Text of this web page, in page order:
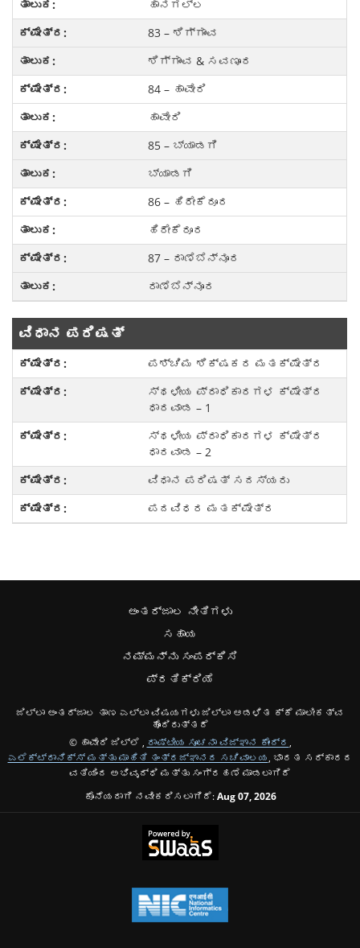
ಹಾನಗಲ್ಲ
83 – ಶಿಗ್ಗಾಂವ
ಶಿಗ್ಗಾಂವ & ಸವಣೂರ
84 – ಹಾವೇರಿ
ಹಾವೇರಿ
85 – ಬ್ಯಾಡಗಿ
ಬ್ಯಾಡಗಿ
86 – ಹಿರೇಕೆರೂರ
ಹಿರೇಕೆರೂರ
87 – ರಾಣೆಬೆನ್ನೂರ
ರಾಣೆಬೆನ್ನೂರ
ವಿಧಾನ ಪರಿಷತ್
ಪಶ್ಚಿಮ ಶಿಕ್ಷಕರ ಮತಕ್ಷೇತ್ರ
ಸ್ಥಳೀಯ ಪ್ರಾಧಿಕಾರಗಳ ಕ್ಷೇತ್ರ
ಧಾರವಾಡ – 1
ಸ್ಥಳೀಯ ಪ್ರಾಧಿಕಾರಗಳ ಕ್ಷೇತ್ರ
ಧಾರವಾಡ – 2
ವಿಧಾನ ಪರಿಷತ್ ಸದಸ್ಯರು
ಪದವಿಧರ ಮತಕ್ಷೇತ್ರ
ಅಂತರ್ಜಾಲ ನೀತಿಗಳು
ಸಹಾಯ
ನಮ್ಮನ್ನು ಸಂಪರ್ಕಿಸಿ
ಪ್ರತಿಕ್ರಿಯೆ
ಜಿಲ್ಲಾ ಅಂತರ್ಜಾಲ ತಾಣ ಎಲ್ಲಾ ವಿಷಯಗಳು ಜಿಲ್ಲಾ ಆಡಳಿತ ಕ್ಕೆ ಮಾಲೀಕತ್ವ
ಹೊಂದಿರುತ್ತದೆ
© ಹಾವೇರಿ ಜಿಲ್ಲೆ , ರಾಷ್ಟೀಯ ಸೂಚನಾ ವಿಜ್ಞಾನ ಕೇಂದ್ರ ,
ಎಲೆಕ್ಟ್ರಾನಿಕ್ಸ್ ಮತ್ತು ಮಾಹಿತಿ ತಂತ್ರಜ್ಞಾನದ ಸಚಿವಾಲಯ, ಭಾರತ ಸರ್ಕಾರದ
ವತಿಯಿಂದ ಅಭಿವೃದ್ಧಿ ಮತ್ತು ಸಂಗ್ರಹಣೆ ಮಾಡಲಾಗಿದೆ
ಕೊನೆಯದಾಗಿ ನವೀಕರಿಸಲಾಗಿದೆ:Aug 07, 2026